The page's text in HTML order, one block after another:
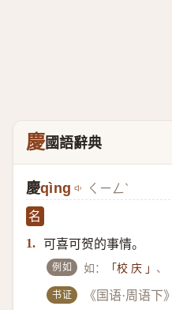
慶國語辭典
慶qìng ㄑㄧㄥˋ
名
1. 可喜可贺的事情。
例如 如： 「校 庆 」 、
书证 《国语·周语下》